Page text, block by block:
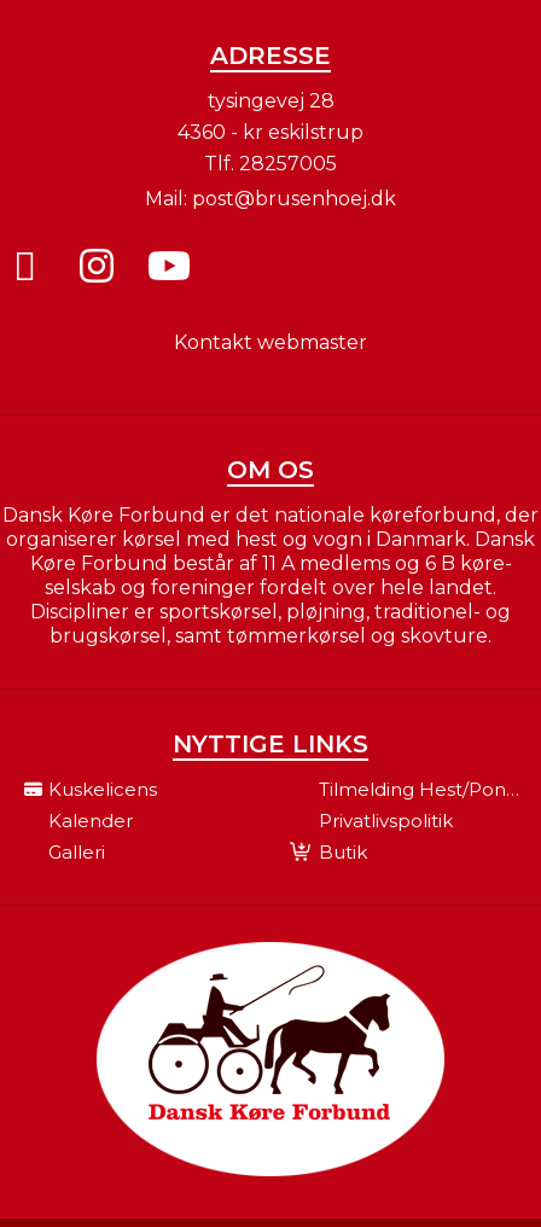
ADRESSE
tysingevej 28
4360 - kr eskilstrup
Tlf. 28257005
Mail: post@brusenhoej.dk
Kontakt webmaster
OM OS
Dansk Køre Forbund er det nationale køreforbund, der
organiserer kørsel med hest og vogn i Danmark. Dansk
Køre Forbund består af 11 A medlems og 6 B køre-
selskab og foreninger fordelt over hele landet.
Discipliner er sportskørsel, pløjning, traditionel- og
brugskørsel, samt tømmerkørsel og skovture.
NYTTIGE LINKS
Kuskelicens
Tilmelding Hest/pony Til Fei
Kalender
Privatlivspolitik
Galleri
Butik